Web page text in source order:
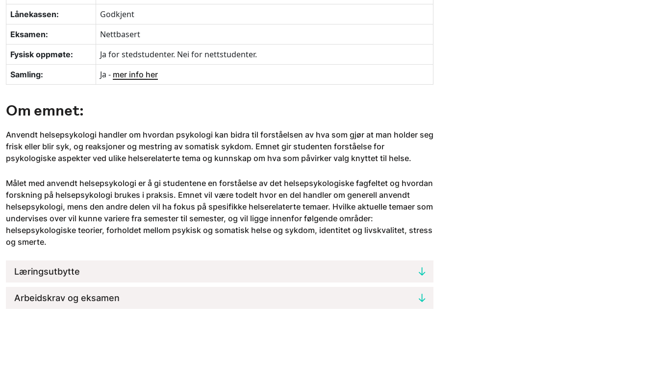
Lånekassen: Godkjent
Eksamen: Nettbasert
Fysisk oppmøte: Ja for stedstudenter. Nei for nettstudenter.
Samling: Ja - mer info her
Om emnet:
Anvendt helsepsykologi handler om hvordan psykologi kan bidra til forståelsen av hva som gjør at man holder seg
frisk eller blir syk, og reaksjoner og mestring av somatisk sykdom. Emnet gir studenten forståelse for
psykologiske aspekter ved ulike helserelaterte tema og kunnskap om hva som påvirker valg knyttet til helse.
Målet med anvendt helsepsykologi er å gi studentene en forståelse av det helsepsykologiske fagfeltet og hvordan
forskning på helsepsykologi brukes i praksis. Emnet vil være todelt hvor en del handler om generell anvendt
helsepsykologi, mens den andre delen vil ha fokus på spesifikke helserelaterte temaer. Hvilke aktuelle temaer som
undervises over vil kunne variere fra semester til semester, og vil ligge innenfor følgende områder:
helsepsykologiske teorier, forholdet mellom psykisk og somatisk helse og sykdom, identitet og livskvalitet, stress
og smerte.
Læringsutbytte
Arbeidskrav og eksamen